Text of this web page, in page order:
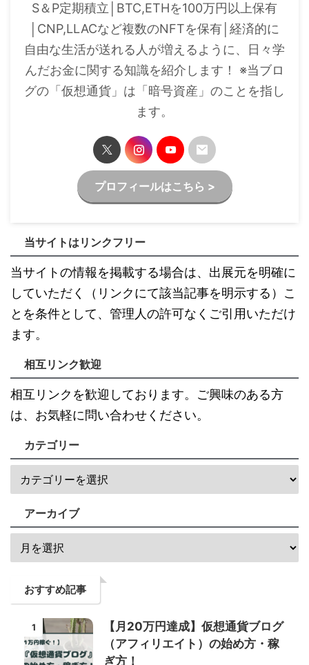
S＆P定期積立│BTC,ETHを100万円以上保有
│CNP,LLACなど複数のNFTを保有│経済的に
自由な生活が送れる人が増えるように、日々学
んだお金に関する知識を紹介します！ ※当ブロ
グの「仮想通貨」は「暗号資産」のことを指し
ます。
プロフィールはこちら >
当サイトはリンクフリー
当サイトの情報を掲載する場合は、出展元を明確に
していただく（リンクにて該当記事を明示する）こ
とを条件として、管理人の許可なくご引用いただけ
ます。
相互リンク歓迎
相互リンクを歓迎しております。ご興味のある方
は、お気軽に問い合わせください。
カテゴリー
アーカイブ
おすすめ記事
1
【月20万円達成】仮想通貨ブログ
（アフィリエイト）の始め方・稼
ぎ方！